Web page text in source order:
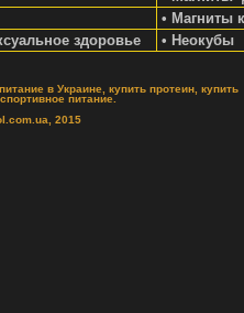
• Магниты
здоровье • Неокубы
в Украине, купить протеин, купить
питание.
2015